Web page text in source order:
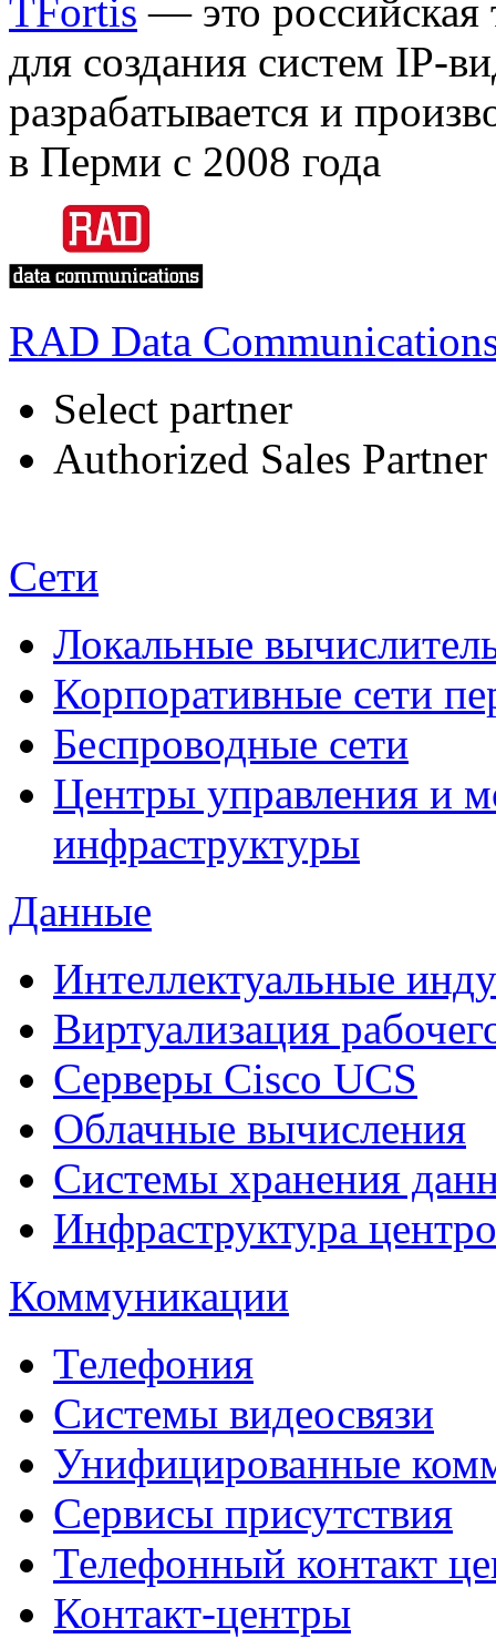
TFortis — это российская
для создания систем IP-
разрабатывается и
в Перми с 2008 года
RAD Data
Select partner
Authorized Sales Partner
Сети
Локальные
Корпоративные сети
Беспроводные сети
Центры управления и
инфраструктуры
Данные
Интеллектуальные
Виртуализация
Cерверы Cisco UCS
Облачные вычисления
Системы хранения
Инфраструктура
Коммуникации
Телефония
Системы видеосвязи
Унифицированные
Сервисы присутствия
Телефонный контакт
Контакт-центры